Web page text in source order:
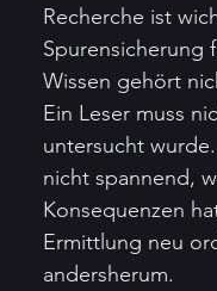
Recherche ist
Spurensicherung
Wissen gehört
Ein Leser muss
untersucht
nicht spannend,
Konsequenzen
Ermittlung neu
andersherum.